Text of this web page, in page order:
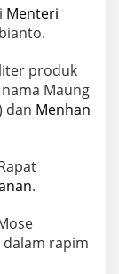
Menteri
produk
Maung
dan Menhan
.
rapim